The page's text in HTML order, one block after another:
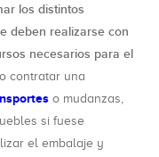
los distintos
deben realizarse con
necesarios para el
contratar una
o mudanzas,
si fuese
el embalaje y